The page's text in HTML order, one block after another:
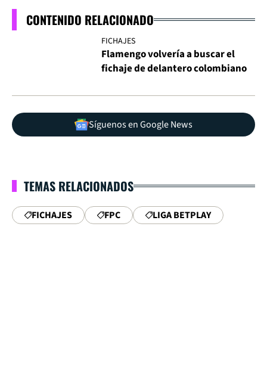
CONTENIDO RELACIONADO
FICHAJES
Flamengo volvería a buscar el
fichaje de delantero colombiano
Síguenos en Google News
TEMAS RELACIONADOS
FICHAJES FPC LIGA BETPLAY